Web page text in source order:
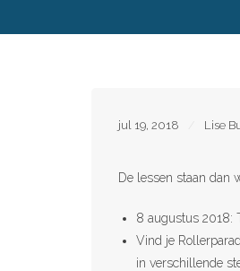
jul 19, 2018 Lise
De lessen staan dan
8 augustus 2018:
Vind je
in verschillende